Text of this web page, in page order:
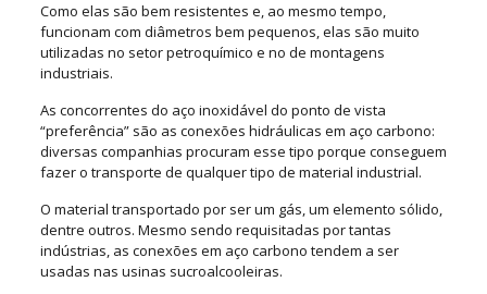
Como elas são bem resistentes e, ao mesmo tempo,
funcionam com diâmetros bem pequenos, elas são muito
utilizadas no setor petroquímico e no de montagens
industriais.
As concorrentes do aço inoxidável do ponto de vista
“preferência” são as conexões hidráulicas em aço carbono:
diversas companhias procuram esse tipo porque conseguem
fazer o transporte de qualquer tipo de material industrial.
O material transportado por ser um gás, um elemento sólido,
dentre outros. Mesmo sendo requisitadas por tantas
indústrias, as conexões em aço carbono tendem a ser
usadas nas usinas sucroalcooleiras.